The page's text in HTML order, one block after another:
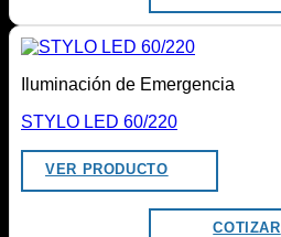
Iluminación de Emergencia
STYLO LED 60/220
VER PRODUCTO
COTIZAR